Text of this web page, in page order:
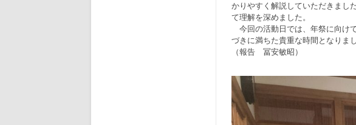
かりやすく解説していただきまし
て理解を深めました。
今回の活動日では、年祭に向け
づきに満ちた貴重な時間となりまし
（報告 冨安敏昭）